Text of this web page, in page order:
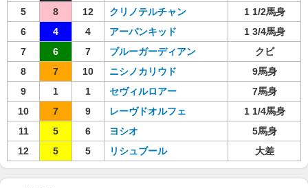
5
8 12 クリノテルチャン
1 1/2馬身
6
4 4 アーバンキッド
1 3/4馬身
7
6 7 ブルーガーディアン
クビ
8
7 10 ニシノカリウド
9馬身
9
1 1 セヴィルロアー
7馬身
10
7 9 レーヴドオルフェ
1 1/4馬身
11
5 6 ヨシオ
5馬身
12
5 5 リシュブール 大差